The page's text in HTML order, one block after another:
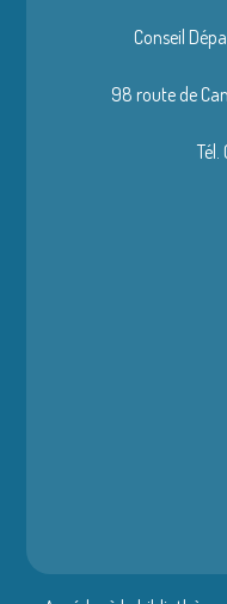
Conseil
98 route de